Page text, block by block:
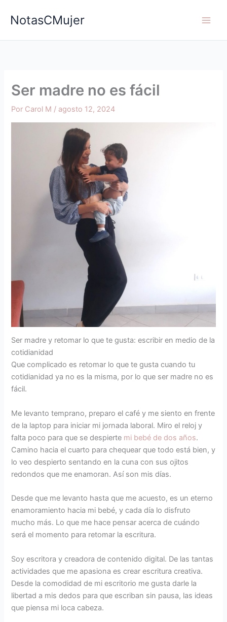
NotasCMujer
Ser madre no es fácil
Por Carol M / agosto 12, 2024
Ser madre y retomar lo que te gusta: escribir en medio de la
cotidianidad
Que complicado es retomar lo que te gusta cuando tu
cotidianidad ya no es la misma, por lo que ser madre no es
fácil.
Me levanto temprano, preparo el café y me siento en frente
de la laptop para iniciar mi jornada laboral. Miro el reloj y
falta poco para que se despierte mi bebé de dos años.
Camino hacia el cuarto para chequear que todo está bien, y
lo veo despierto sentando en la cuna con sus ojitos
redondos que me enamoran. Así son mis días.
Desde que me levanto hasta que me acuesto, es un eterno
enamoramiento hacia mi bebé, y cada día lo disfruto
mucho más. Lo que me hace pensar acerca de cuándo
será el momento para retomar la escritura.
Soy escritora y creadora de contenido digital. De las tantas
actividades que me apasiona es crear escritura creativa.
Desde la comodidad de mi escritorio me gusta darle la
libertad a mis dedos para que escriban sin pausa, las ideas
que piensa mi loca cabeza.